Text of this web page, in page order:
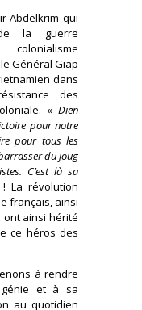
Abdelkrim qui
la guerre
Général Giap
dans
des
« Dien
pour notre
pour tous les
du joug
C’est là sa
La révolution
français, ainsi
ainsi hérité
ce héros des
à rendre
et à sa
au quotidien